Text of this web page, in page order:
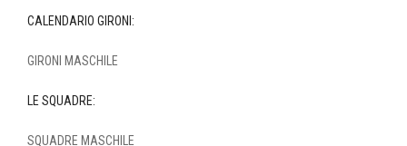
CALENDARIO GIRONI:
GIRONI MASCHILE
LE SQUADRE:
SQUADRE MASCHILE